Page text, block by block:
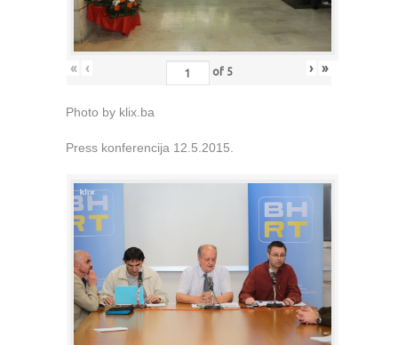
« ‹ of 5 › »
Photo by klix.ba
Press konferencija 12.5.2015.